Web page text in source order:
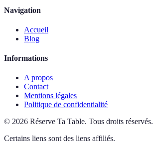
Navigation
Accueil
Blog
Informations
A propos
Contact
Mentions légales
Politique de confidentialité
© 2026 Réserve Ta Table. Tous droits réservés.
Certains liens sont des liens affiliés.